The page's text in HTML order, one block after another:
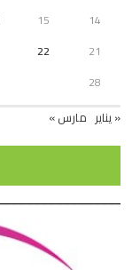
14
15
21
22
28
« يناير مارس »